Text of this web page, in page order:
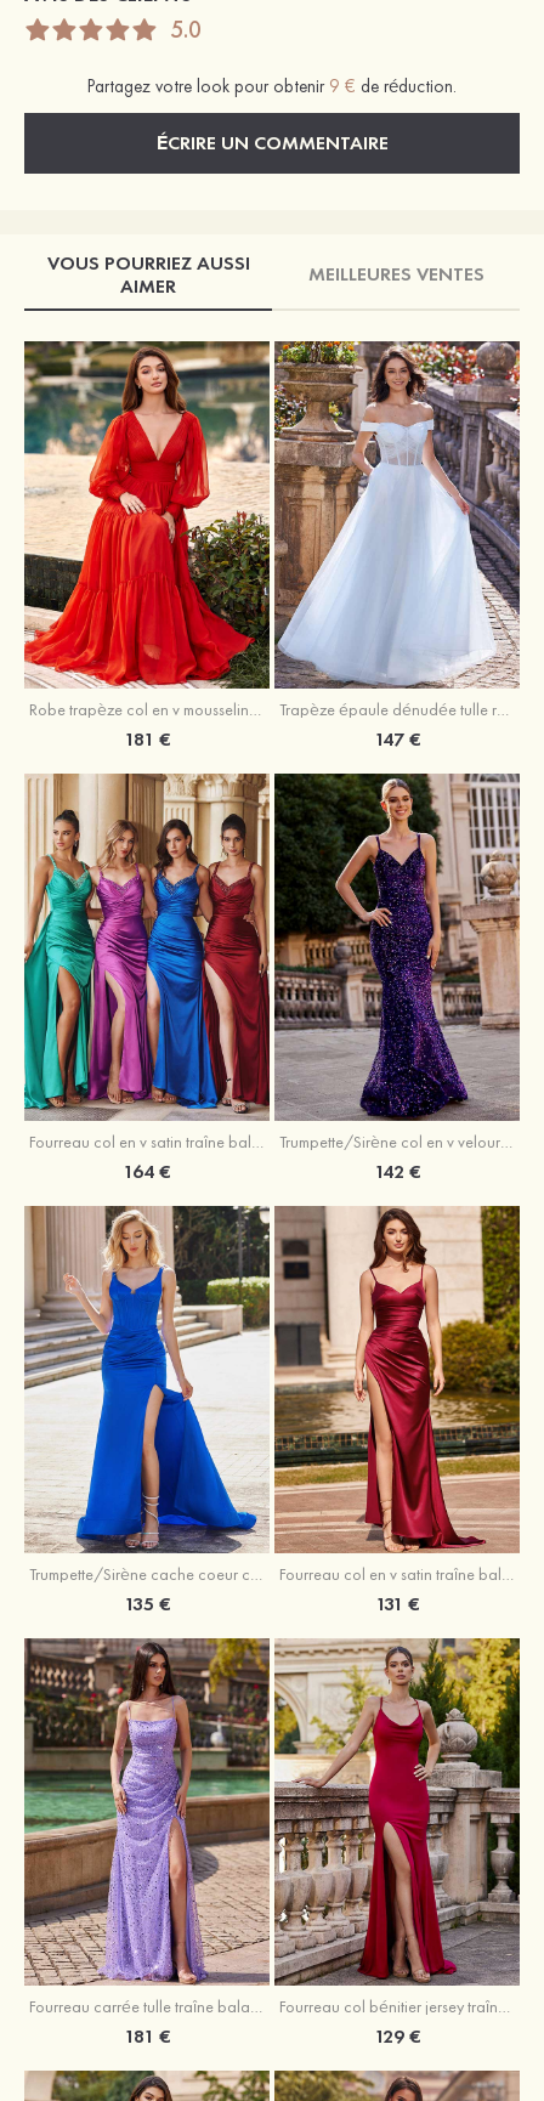
5.0
Partagez votre look pour obtenir 9 € de réduction.
ÉCRIRE UN COMMENTAIRE
VOUS POURRIEZ AUSSI
AIMER
MEILLEURES VENTES
Robe trapèze col en v mousseline ras du sol robe de bal
181 €
Trapèze épaule dénudée tulle ras du sol robe de bal
147 €
Fourreau col en v satin traîne balayage robe de bal
164 €
Trumpette/Sirène col en v velours paillettes traîne balayage robe de bal
142 €
Trumpette/Sirène cache coeur charmeuse traîne balayage robe de bal
135 €
Fourreau col en v satin traîne balayage robe de bal
131 €
Fourreau carrée tulle traîne balayage robe de bal
181 €
Fourreau col bénitier jersey traîne balayage robe de bal
129 €